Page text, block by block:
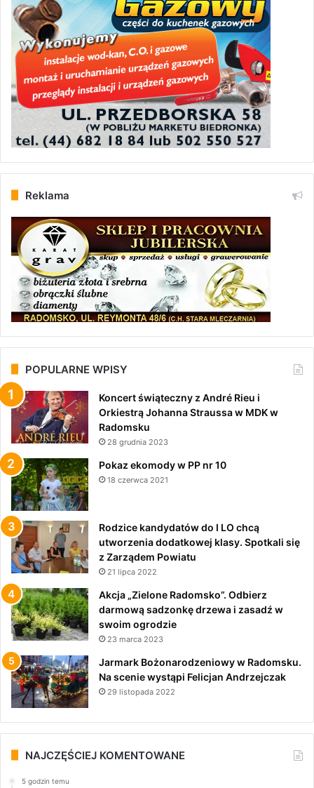
Reklama
POPULARNE WPISY
Koncert świąteczny z André Rieu i
Orkiestrą Johanna Straussa w MDK w
Radomsku
28 grudnia 2023
Pokaz ekomody w PP nr 10
18 czerwca 2021
Rodzice kandydatów do I LO chcą
utworzenia dodatkowej klasy. Spotkali się
z Zarządem Powiatu
21 lipca 2022
Akcja „Zielone Radomsko”. Odbierz
darmową sadzonkę drzewa i zasadź w
swoim ogrodzie
23 marca 2023
Jarmark Bożonarodzeniowy w Radomsku.
Na scenie wystąpi Felicjan Andrzejczak
29 listopada 2022
NAJCZĘŚCIEJ KOMENTOWANE
5 godzin temu